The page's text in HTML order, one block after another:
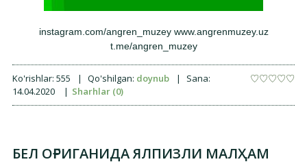
instagram.com/angren_muzey www.angrenmuzey.uz
t.me/angren_muzey
Ko'rishlar: 555 | Qo'shilgan: doynub |
Sana:
14.04.2020
| Sharhlar (0)
БЕЛ ОҒРИГАНИДА ЯЛПИЗЛИ МАЛҲАМ